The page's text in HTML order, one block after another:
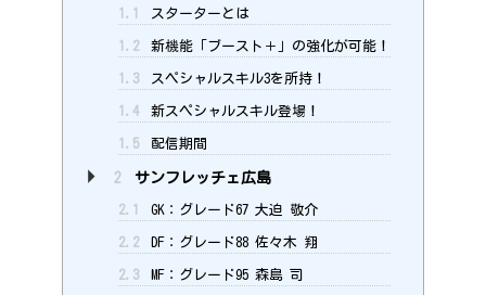
1.1 スターターとは
1.2 新機能「ブースト＋」の強化が可能！
1.3 スペシャルスキル3を所持！
1.4 新スペシャルスキル登場！
1.5 配信期間
2 サンフレッチェ広島
2.1 GK：グレード67 大迫 敬介
2.2 DF：グレード88 佐々木 翔
2.3 MF：グレード95 森島 司